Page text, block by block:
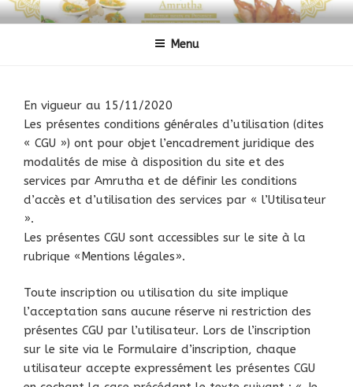
Aller
au
AMRUTHA CUISINE INDIENNE
Traiteur indien
Menu
En vigueur au 15/11/2020
Les présentes conditions générales d’utilisation (dites
« CGU ») ont pour objet l’encadrement juridique des
modalités de mise à disposition du site et des
services par Amrutha et de définir les conditions
d’accès et d’utilisation des services par « l’Utilisateur
».
Les présentes CGU sont accessibles sur le site à la
rubrique «Mentions légales».
Toute inscription ou utilisation du site implique
l’acceptation sans aucune réserve ni restriction des
présentes CGU par l’utilisateur. Lors de l’inscription
sur le site via le Formulaire d’inscription, chaque
utilisateur accepte expressément les présentes CGU